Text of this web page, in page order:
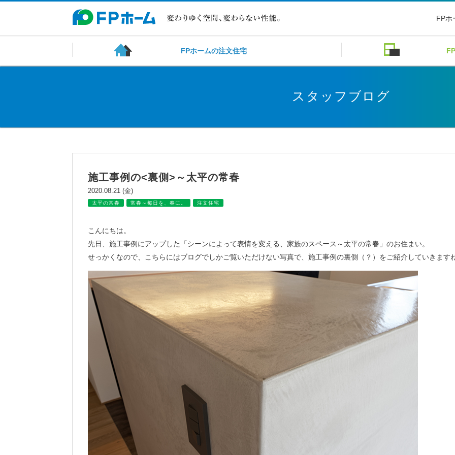
FPホ
FPホームの注文住宅
スタッフブログ
施工事例の<裏側>～太平の常春
2020.08.21 (金)
太平の常春 常春～毎日を、春に。 注文住宅
こんにちは。
先日、施工事例にアップした「シーンによって表情を変える、家族のスペース～太平の常春」のお住まい。
せっかくなので、こちらにはブログでしかご覧いただけない写真で、施工事例の裏側（？）をご紹介していきます